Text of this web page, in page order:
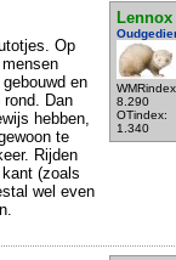
Lennox
8.290
OTindex:
1.340
Op
en
Dan
hebben,
te
Rijden
(zoals
wel even